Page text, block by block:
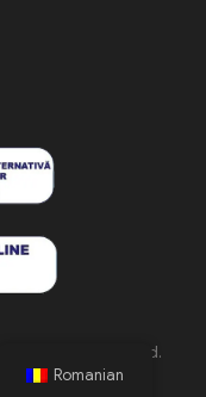
. All Rights Reserved.
Romanian